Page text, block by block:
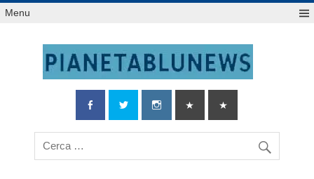
Salta
alMenu